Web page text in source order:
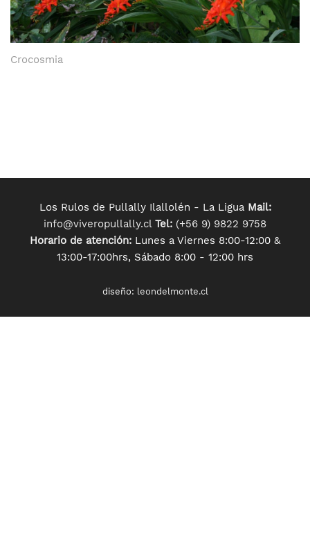
Crocosmia
Los Rulos de Pullally Ilallolén - La Ligua Mail:
info@viveropullally.cl Tel: (+56 9) 9822 9758
Horario de atención: Lunes a Viernes 8:00-12:00 &
13:00-17:00hrs, Sábado 8:00 - 12:00 hrs
diseño: leondelmonte.cl